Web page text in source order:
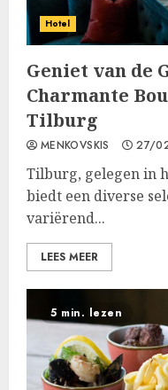
Hotel
Geniet van de
Charmante
Tilburg
MENKOVSKIS 27/
Tilburg, gelegen in
biedt een diverse
variërend...
LEES MEER
5 min. lezen